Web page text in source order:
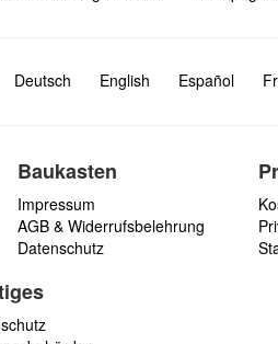
Deutsch English Español
Baukasten
Impressum
AGB & Widerrufsbelehrung
Datenschutz